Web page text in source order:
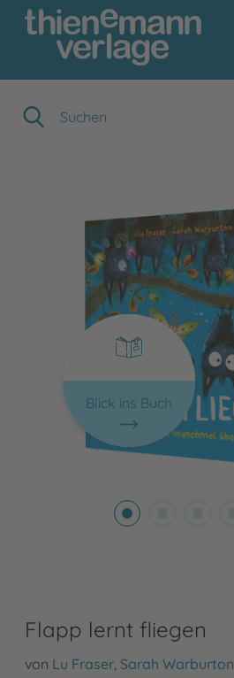
Blick ins Buch
Flapp lernt fliegen
von Lu Fraser Sarah Warburton